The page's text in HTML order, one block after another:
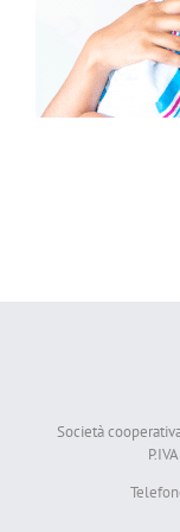
Società